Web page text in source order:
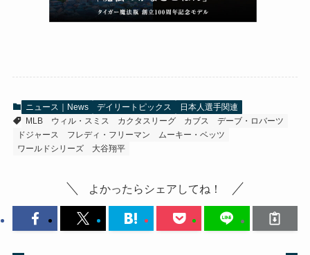
ニュース｜News デイリートピックス
日本人選手関連
MLB
ウィル・スミス カクタスリーグ カブス
デーブ・ロバーツ
ドジャース
フレディ・フリーマン
ムーキー・ベッツ
ワールドシリーズ
大谷翔平
よかったらシェアしてね！